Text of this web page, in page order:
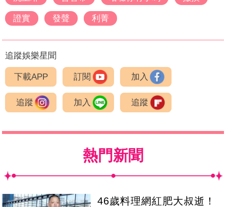
證實 發聲 利菁
追蹤娛樂星聞
下載APP 訂閱 加入
追蹤 加入 追蹤
熱門新聞
46歲料理網紅肥大叔逝！